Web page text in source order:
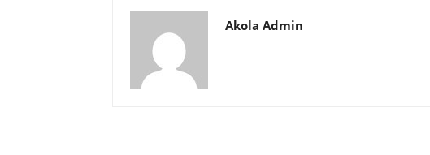
Akola Admin